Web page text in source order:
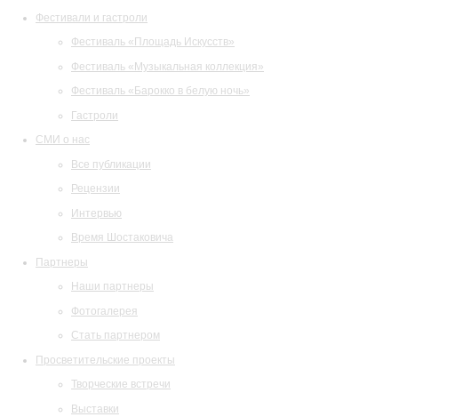
Фестивали и гастроли
Фестиваль «Площадь Искусств»
Фестиваль «Музыкальная коллекция»
Фестиваль «Барокко в белую ночь»
Гастроли
СМИ о нас
Все публикации
Рецензии
Интервью
Время Шостаковича
Партнеры
Наши партнеры
Фотогалерея
Стать партнером
Просветительские проекты
Творческие встречи
Выставки